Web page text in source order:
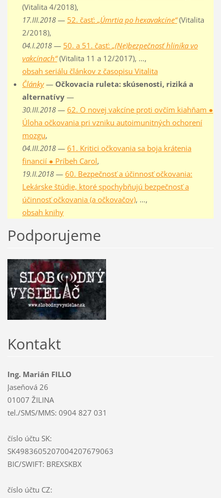
(Vitalita 4/2018),
17.III.2018— 52. časť: „Úmrtia po hexavakcíne“(Vitalita
2/2018),
04.I.2018— 50. a 51. časť: „(Ne)bezpečnosť hliníka vo
vakcínach“(Vitalita 11 a 12/2017), …,
obsah seriálu článkov z časopisu Vitalita
Články— Očkovacia ruleta: skúsenosti, riziká a
alternatívy—
30.III.2018— 62. O novej vakcíne proti ovčím kiahňam ●
Úloha očkovania pri vzniku autoimunitných ochorení
mozgu,
04.III.2018— 61. Kritici očkovania sa boja krátenia
financií ● Príbeh Carol,
19.II.2018— 60. Bezpečnosť a účinnosť očkovania:
Lekárske štúdie, ktoré spochybňujú bezpečnosť a
účinnosť očkovania (a očkovačov), …,
obsah knihy
Podporujeme
Kontakt
Ing. Marián FILLO
Jaseňová 26
01007 ŽILINA
tel./SMS/MMS: 0904 827 031
číslo účtu SK:
SK4983605207004207679063
BIC/SWIFT: BREXSKBX
číslo účtu CZ: